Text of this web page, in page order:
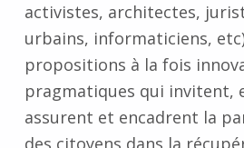
activistes, architectes,
urbains, informaticiens,
propositions à la fois
pragmatiques qui invitent,
assurent et encadrent la